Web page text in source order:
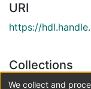
URI
https://
Collections
Ingeniería y
We collect and